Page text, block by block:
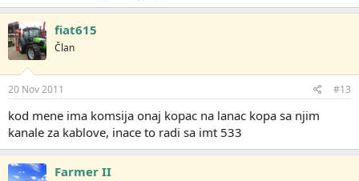
fiat615
Član
20 Nov 2011 #13
kod mene ima komsija onaj kopac na lanac kopa sa njim
kanale za kablove, inace to radi sa imt 533
Farmer II